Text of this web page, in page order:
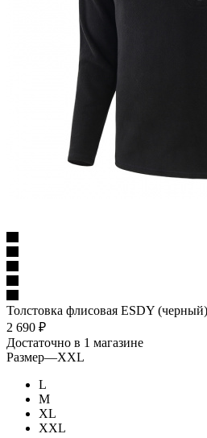
Толстовка флисовая ESDY (черный)
2 690 ₽
Достаточно в 1 магазине
Размер—XXL
L
M
XL
XXL